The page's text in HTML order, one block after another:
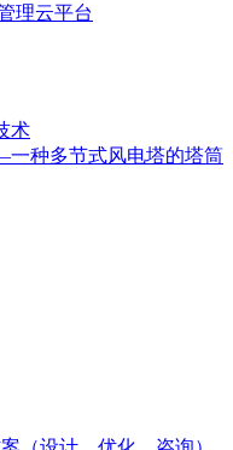
理云平台
术
种多节式风电塔的塔筒